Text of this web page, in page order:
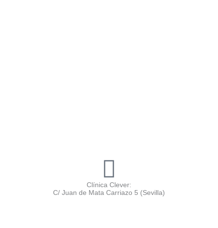
Clínica Clever:
C/ Juan de Mata Carriazo 5 (Sevilla)